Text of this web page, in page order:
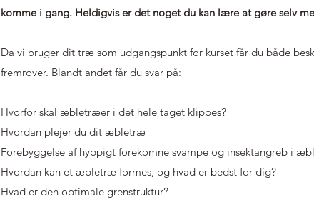
komme i gang. Heldigvis er det noget du kan lære at gøre selv
Da vi bruger dit træ som udgangspunkt for kurset får du både
fremrover. Blandt andet får du svar på:
Hvorfor skal æbletræer i det hele taget klippes?
​Hvordan plejer du dit æbletræ
Forebyggelse af hyppigt forekomne svampe og insektangreb i
Hvordan kan et æbletræ formes, og hvad er bedst for dig?​
Hvad er den optimale grenstruktur?